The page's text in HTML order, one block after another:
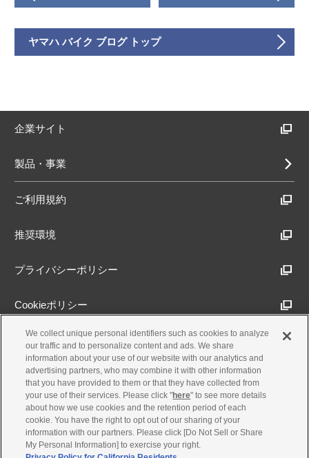
ヤマハ バイク ブログ トップ
企業サイト
製品・事業
ご利用規約
推奨環境
プライバシーポリシー
Cookieポリシー
アクセシビリティ方針
古物営業法に基づく表示
製品・事業のお問合せ
We collect unique personal identifiers such as cookies to analyze
our traffic and to personalize content and ads. We share
information about your use of our website with our analytics and
advertising partners, who may combine it with other information
that you have provided to them or that they have collected from
your use of their services. Please click "here" to see more details
about how we use cookies and the retention period of each
cookie. You have the right to opt out of our sharing of your
information with our partners. Please click [Do Not Sell or Share
My Personal Information] to exercise your right.